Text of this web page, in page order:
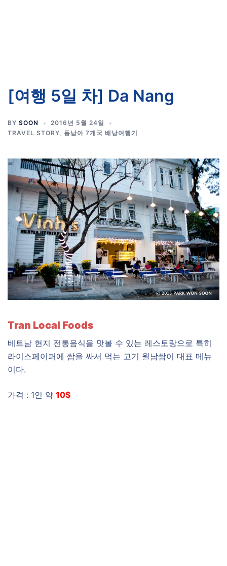
[여행 5일 차] Da Nang
BY SOON
2016년 5월 24일
TRAVEL STORY, 동남아 7개국 배낭여행기
Tran Local Foods
베트남 현지 전통음식을 맛볼 수 있는 레스토랑으로 특히
라이스페이퍼에 쌈을 싸서 먹는 고기 월남쌈이 대표 메뉴
이다.
가격 : 1인 약 10$